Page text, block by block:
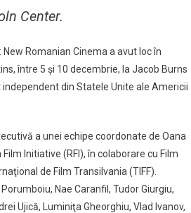
Center.
Romanian Cinema a avut loc în
între 5 şi 10 decembrie, la Jacob Burns
din Statele Unite ale Americii
a unei echipe coordonate de Oana
Initiative (RFI), în colaborare cu Film
de Film Transilvania (TIFF).
Nae Caranfil, Tudor Giurgiu,
Ujică, Luminiţa Gheorghiu, Vlad Ivanov,